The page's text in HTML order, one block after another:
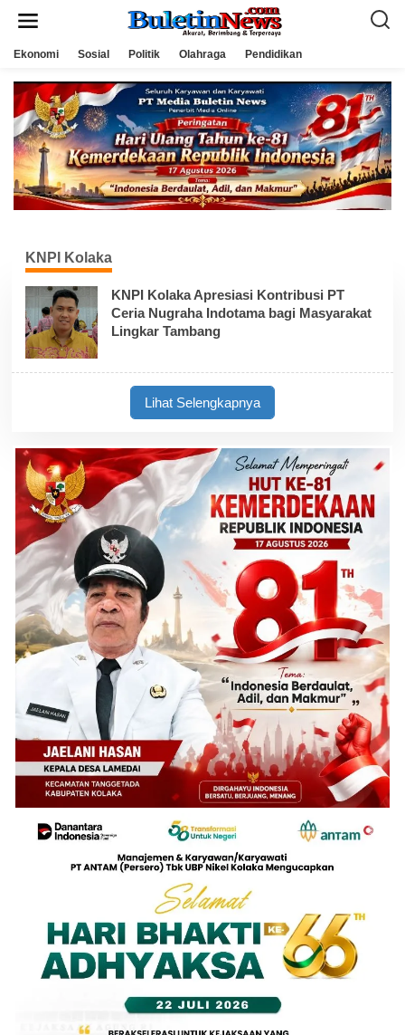
Ekonomi Sosial Politik Olahraga Pendidikan
KNPI Kolaka
KNPI Kolaka Apresiasi Kontribusi PT
Ceria Nugraha Indotama bagi Masyarakat
Lingkar Tambang
Lihat Selengkapnya